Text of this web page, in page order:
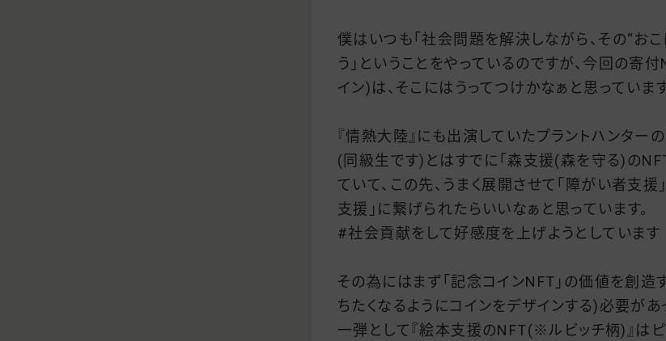
僕はいつも「社会問題を解決しながら、その“お
う」ということをやっているのですが、今回の寄
イン)は、そこにはうってつけかなぁと思っています
『情熱大陸』にも出演していたプラントハンター
(同級生です)とはすでに「森支援(森を守る)の
ていて、この先、うまく展開させて「障がい者支援
支援」に繋げられたらいいなぁと思っています。
#社会貢献をして好感度を上げようとしています
その為にはまず「記念コインNFT」の価値を創造
ちたくなるようにコインをデザインする)必要があ
一弾として『絵本支援のNFT(※ルビッチ柄)』はピ